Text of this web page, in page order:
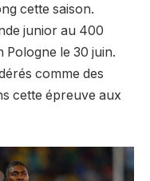
cette saison.
junior au 400
Pologne le 30 juin.
comme des
cette épreuve aux